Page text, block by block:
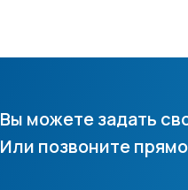
Вы можете задать
Или позвоните